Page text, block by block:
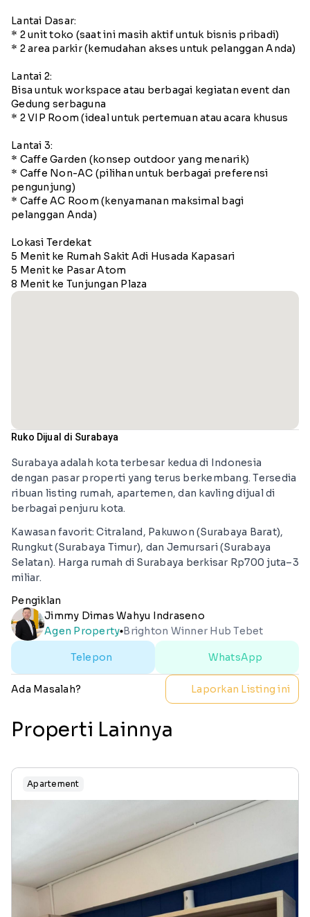
Lantai Dasar:
* 2 unit toko (saat ini masih aktif untuk bisnis pribadi)
* 2 area parkir (kemudahan akses untuk pelanggan Anda)
Lantai 2:
Bisa untuk workspace atau berbagai kegiatan event dan
Gedung serbaguna
* 2 VIP Room (ideal untuk pertemuan atau acara khusus
Lantai 3:
* Caffe Garden (konsep outdoor yang menarik)
* Caffe Non-AC (pilihan untuk berbagai preferensi
pengunjung)
* Caffe AC Room (kenyamanan maksimal bagi
pelanggan Anda)
Lokasi Terdekat
5 Menit ke Rumah Sakit Adi Husada Kapasari
5 Menit ke Pasar Atom
8 Menit ke Tunjungan Plaza
Ruko Dijual di Surabaya
Surabaya adalah kota terbesar kedua di Indonesia
dengan pasar properti yang terus berkembang. Tersedia
ribuan listing rumah, apartemen, dan kavling dijual di
berbagai penjuru kota.
Kawasan favorit: Citraland, Pakuwon (Surabaya Barat),
Rungkut (Surabaya Timur), dan Jemursari (Surabaya
Selatan). Harga rumah di Surabaya berkisar Rp700 juta–3
miliar.
Pengiklan
Jimmy Dimas Wahyu Indraseno
Agen Propertylens Brighton Winner Hub Tebet
Telepon WhatsApp
Ada Masalah? Laporkan Listing ini
Properti Lainnya
Apartement